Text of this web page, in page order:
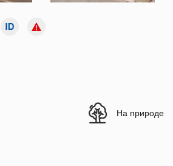
На природе